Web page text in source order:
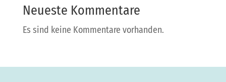
Neueste Kommentare
Es sind keine Kommentare vorhanden.